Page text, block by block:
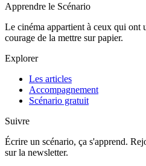
Apprendre le Scénario
Le cinéma appartient à ceux qui ont
courage de la mettre sur papier.
Explorer
Les articles
Accompagnement
Scénario gratuit
Suivre
Écrire un scénario, ça s'apprend.
sur la newsletter.